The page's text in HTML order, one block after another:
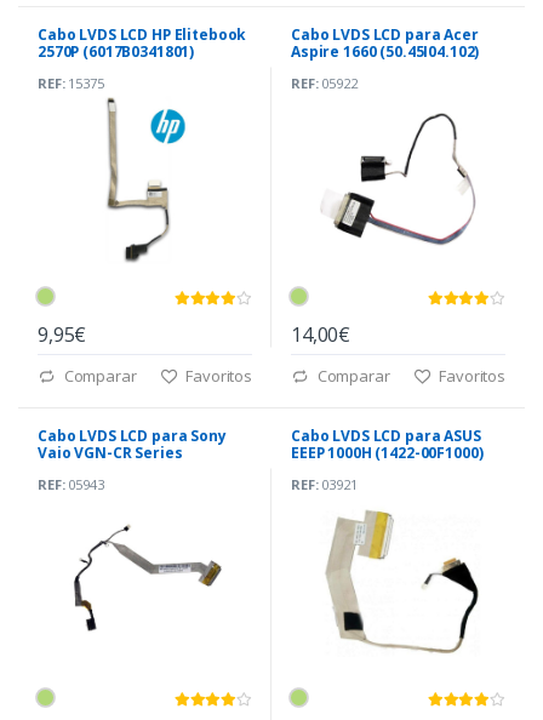
Cabo LVDS LCD HP Elitebook
2570P (6017B0341801)
REF:15375
9,95€
Comparar Favoritos
Cabo LVDS LCD para Acer
Aspire 1660 (50.45I04.102)
REF:05922
14,00€
Comparar Favoritos
Cabo LVDS LCD para Sony
Vaio VGN-CR Series
REF:05943
Cabo LVDS LCD para ASUS
EEEP 1000H (1422-00F1000)
REF:03921